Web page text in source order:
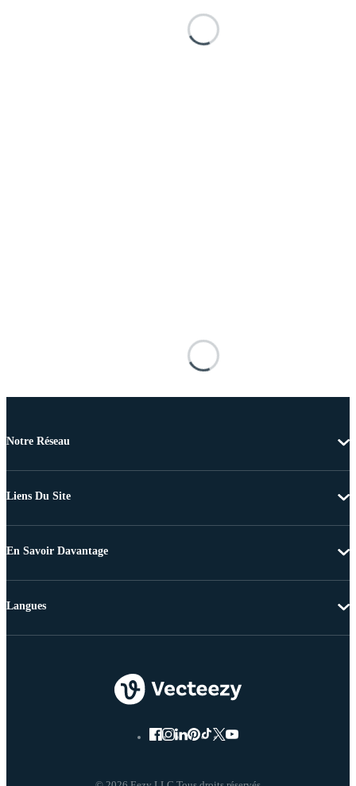
Notre Réseau
Liens Du Site
En Savoir Davantage
Langues